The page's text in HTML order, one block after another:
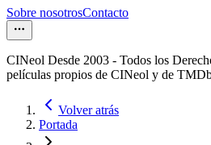
Sobre nosotrosContacto
CINeol Desde 2003 - Todos los
películas propios de CINeol y de
Volver atrás
Portada